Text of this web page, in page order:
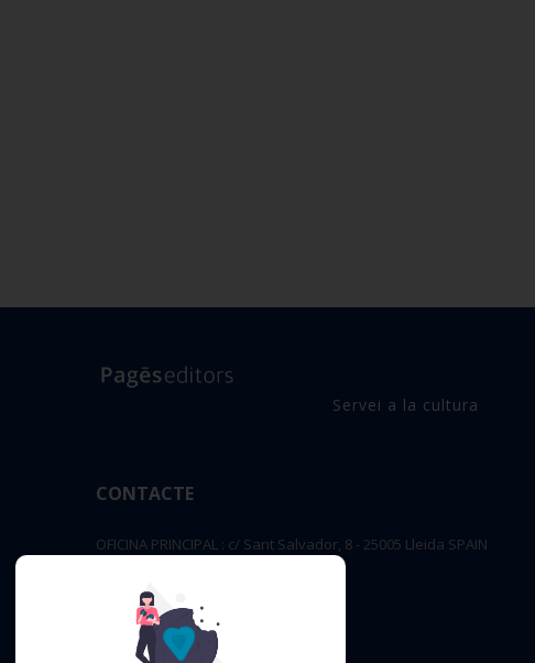
Servei a la cultura
CONTACTE
OFICINA PRINCIPAL : c/ Sant Salvador, 8 - 25005 Lleida SPAIN
editorial@pageseditors.cat
Telèfon: 973 23 66 11